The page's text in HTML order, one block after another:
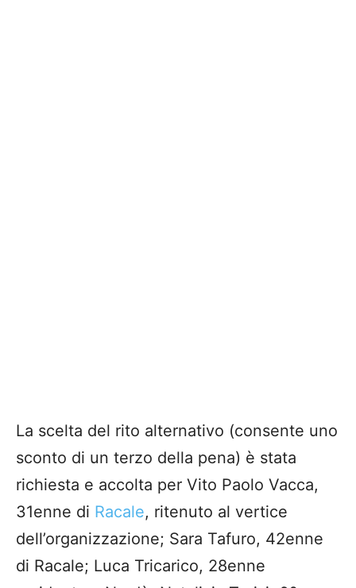
La scelta del rito alternativo (consente uno
sconto di un terzo della pena) è stata
richiesta e accolta per Vito Paolo Vacca,
31enne di Racale, ritenuto al vertice
dell’organizzazione; Sara Tafuro, 42enne
di Racale; Luca Tricarico, 28enne